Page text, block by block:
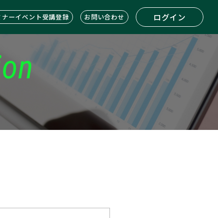
ナーイベント受講登録 お問い合わせ ログイン